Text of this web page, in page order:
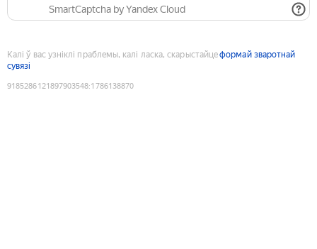
SmartCaptcha by Yandex Cloud
Калі ў вас узніклі праблемы, калі ласка, скарыстайцеформай зваротнай
сувязі
9185286121897903548:1786138870